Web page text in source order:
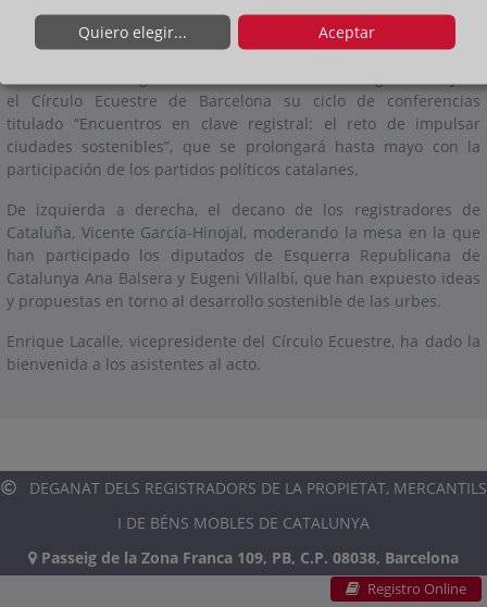
el Círculo Ecuestre de Barcelona su ciclo de conferencias
titulado “Encuentros en clave registral: el reto de impulsar
ciudades sostenibles”, que se prolongará hasta mayo con la
participación de los partidos políticos catalanes.
De izquierda a derecha, el decano de los registradores de
Cataluña, Vicente García-Hinojal, moderando la mesa en la que
han participado los diputados de Esquerra Republicana de
Catalunya Ana Balsera y Eugeni Villalbí, que han expuesto ideas
y propuestas en torno al desarrollo sostenible de las urbes.
Enrique Lacalle, vicepresidente del Círculo Ecuestre, ha dado la
bienvenida a los asistentes al acto.
DEGANAT DELS REGISTRADORS DE LA PROPIETAT, MERCANTILS
I DE BÉNS MOBLES DE CATALUNYA
Passeig de la Zona Franca 109, PB, C.P. 08038, Barcelona
Registro Online
Quiero elegir... Aceptar